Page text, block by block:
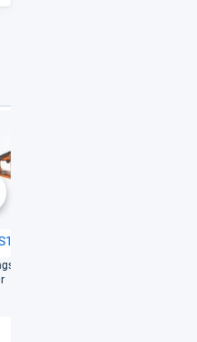
und kom­for­ta­bel